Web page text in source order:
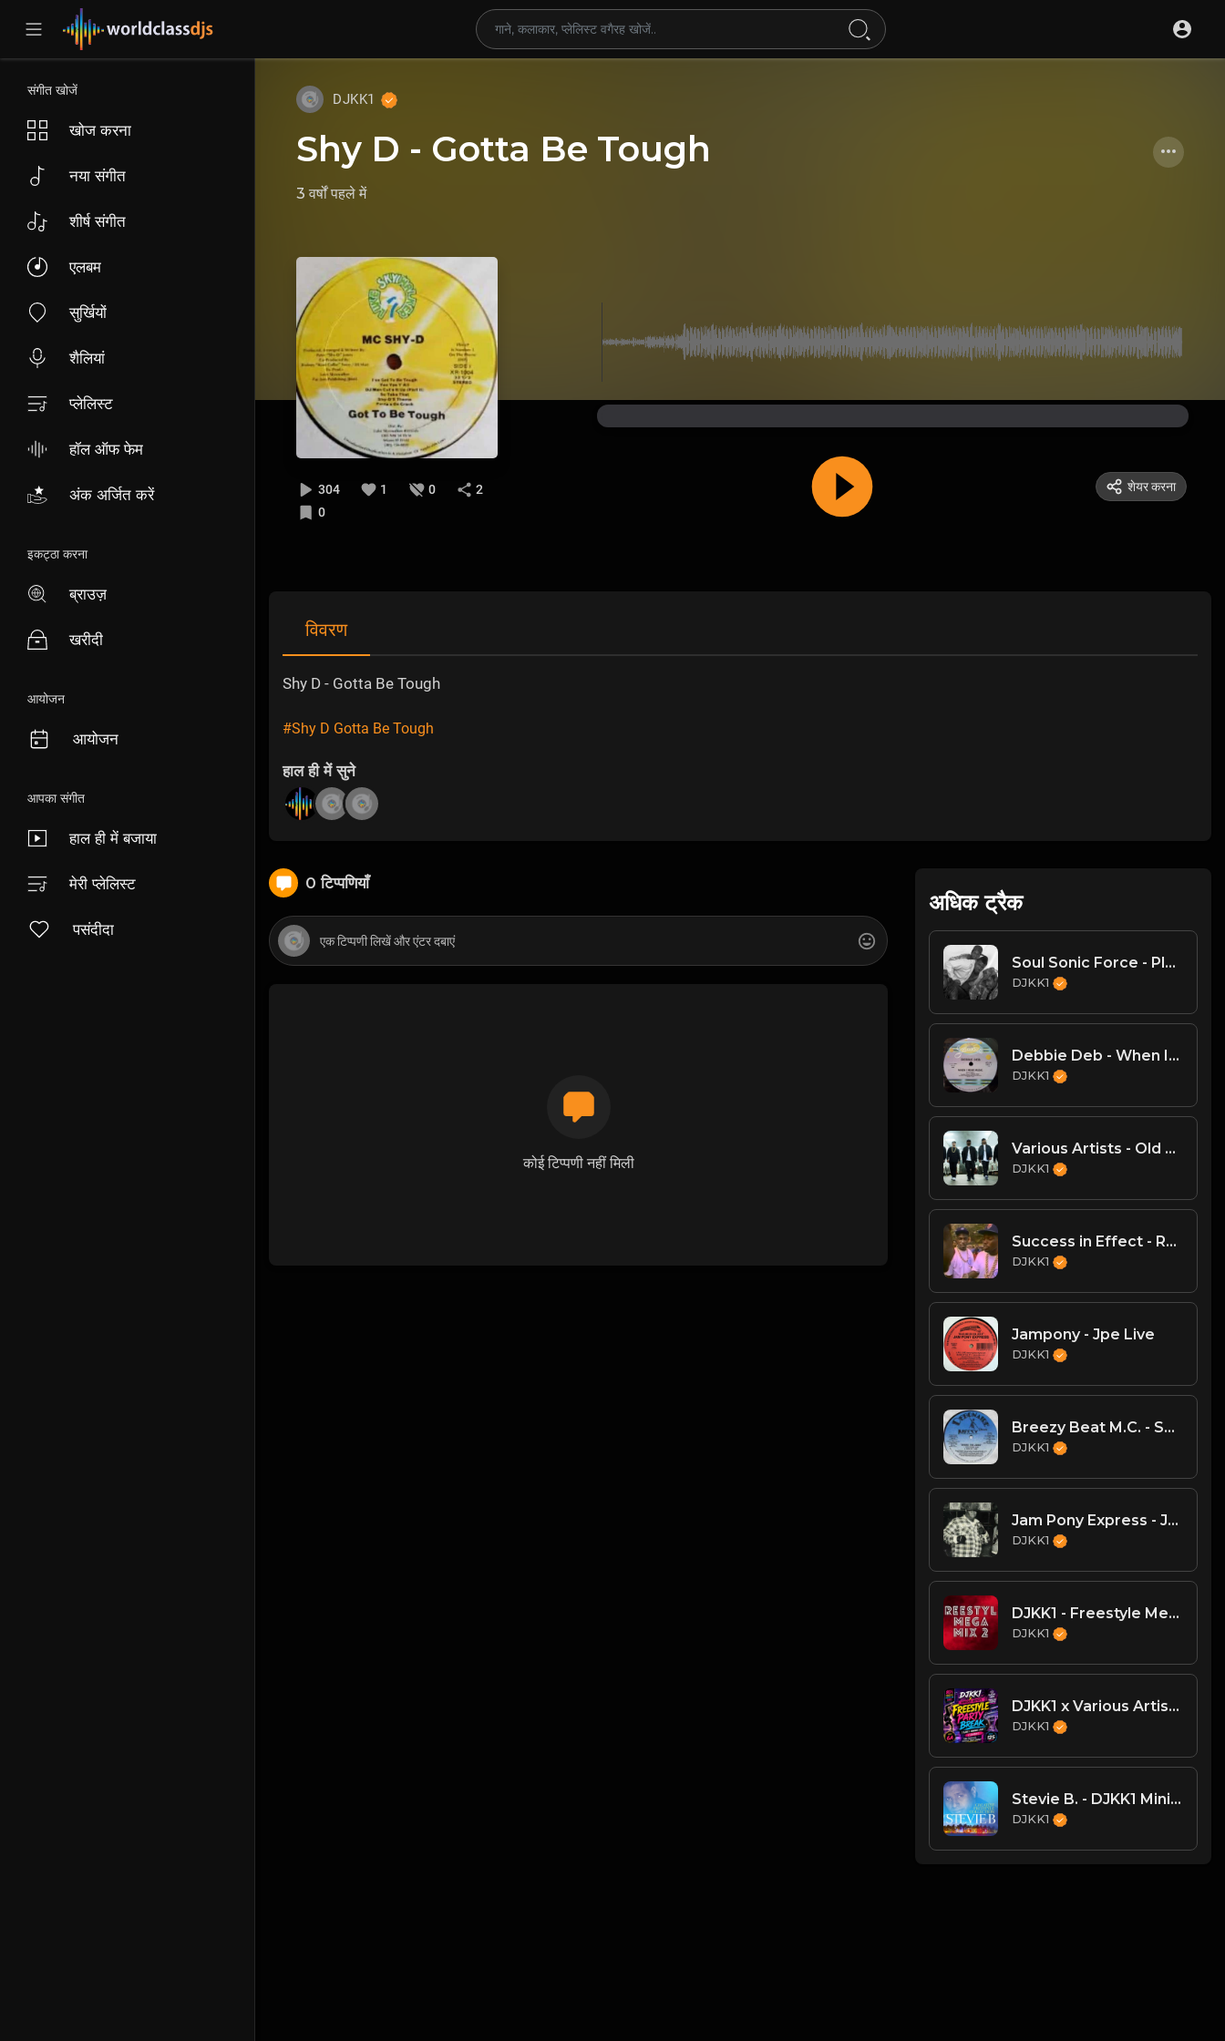
संगीत खोजें
खोज करना
नया संगीत
शीर्ष संगीत
एलबम
सुर्खियों
शैलियां
प्लेलिस्ट
हॉल ऑफ फेम
अंक अर्जित करें
इकट्ठा करना
ब्राउज़
खरीदी
आयोजन
आयोजन
आपका संगीत
हाल ही में बजाया
मेरी प्लेलिस्ट
पसंदीदा
DJKK1
Shy D - Gotta Be Tough
3 वर्षों पहले में
304 1 0
2
0
शेयर करना
विवरण
Shy D - Gotta Be Tough
#Shy D Gotta Be Tough
हाल ही में सुने
0 टिप्पणियाँ
कोई टिप्पणी नहीं मिली
अधिक ट्रैक
Soul Sonic Force - Planet Rock Mega Mix
DJKK1
Debbie Deb - When I Hear Music - (DJKK1 Hype Intro Remix)
DJKK1
Various Artists - Old School Hip Hop Mega-Mix (DJKK1 Mix 6.23.24)
DJKK1
Success in Effect - Roll it Up
DJKK1
Jampony - Jpe Live
DJKK1
Breezy Beat M.C. - Shake the Joint
DJKK1
Jam Pony Express - Jpe Live Part II
DJKK1
DJKK1 - Freestyle Megamix 3.10.24
DJKK1
DJKK1 x Various Artists - Freestyle Party Break [DJKK1 Minimix Edit] [Clean] [80's, Freestyle, Latin Hip-Hop, Dance] 6A 125
DJKK1
Stevie B. - DJKK1 Mini-Mix 6.23.24
DJKK1